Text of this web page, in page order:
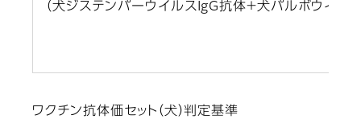
（犬ジステンパーウイルスIgG抗体＋犬パルボウイル
ワクチン抗体価セット（犬）判定基準